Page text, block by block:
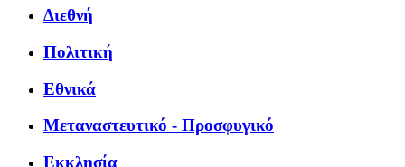
Διεθνή
Πολιτική
Εθνικά
Μεταναστευτικό - Προσφυγικό
Εκκλησία